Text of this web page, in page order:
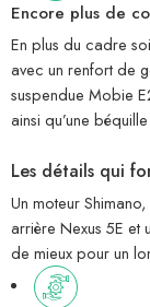
Encore plus de
En plus du cadre
avec un renfort de
suspendue Mobie
ainsi qu’une
Les détails qui
Un moteur
arrière Nexus 5E et
de mieux pour un